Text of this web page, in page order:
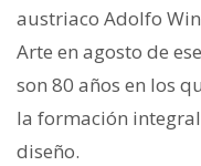
austriaco Adolfo
Arte en agosto de
son 80 años en los
la formación
diseño.